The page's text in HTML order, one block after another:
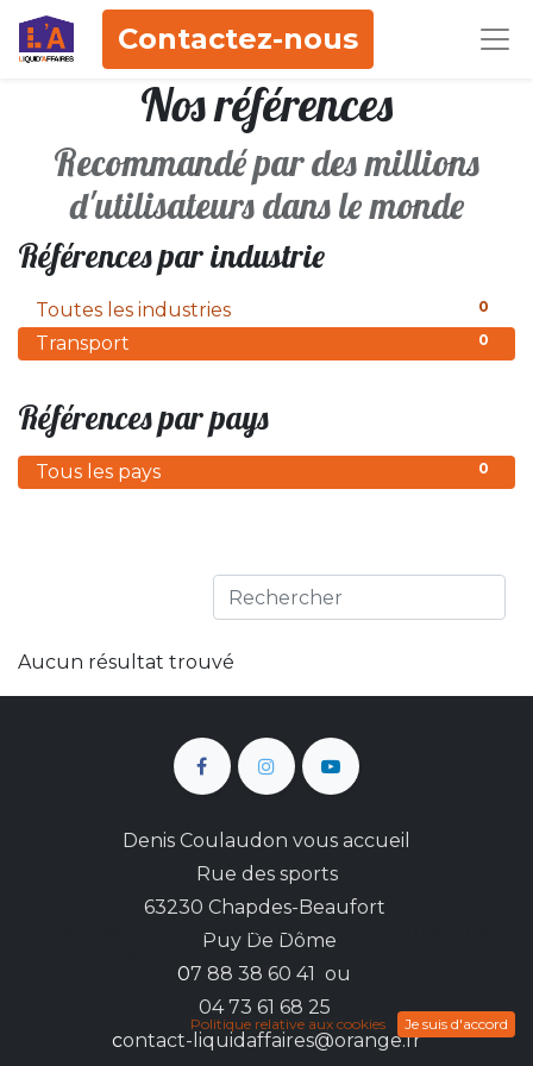
Contactez-nous
Nos références
Recommandé par des millions
d'utilisateurs dans le monde
Références par industrie
0
Toutes les industries
0
Transport
Références par pays
0
Tous les pays
Aucun résultat trouvé
Denis Coulaudon vous accueil
Rue des sports
63230 Chapdes-Beaufort
Puy De Dôme
07 88 38 60 41 ou
04 73 61 68 25
contact-liquidaffaires@orange.fr
Nous utilisons des cookies pour vous fournir une
meilleure expérience utilisateur.
Politique relative aux cookies Je suis d'accord